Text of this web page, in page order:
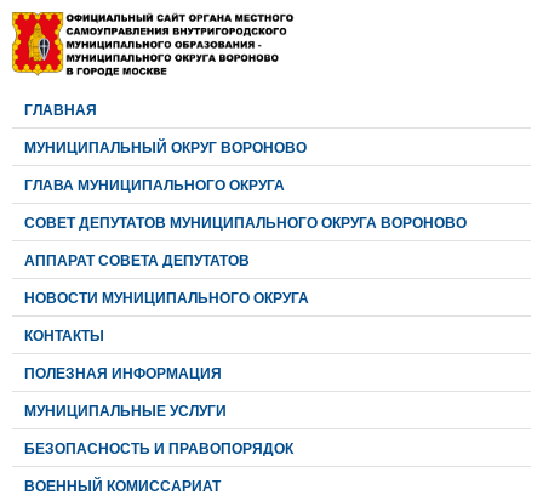
ГЛАВНАЯ
МУНИЦИПАЛЬНЫЙ ОКРУГ ВОРОНОВО
ГЛАВА МУНИЦИПАЛЬНОГО ОКРУГА
CОВЕТ ДЕПУТАТОВ МУНИЦИПАЛЬНОГО ОКРУГА ВОРОНОВО
АППАРАТ СОВЕТА ДЕПУТАТОВ
НОВОСТИ МУНИЦИПАЛЬНОГО ОКРУГА
КОНТАКТЫ
ПОЛЕЗНАЯ ИНФОРМАЦИЯ
МУНИЦИПАЛЬНЫЕ УСЛУГИ
БЕЗОПАСНОСТЬ И ПРАВОПОРЯДОК
ВОЕННЫЙ КОМИССАРИАТ